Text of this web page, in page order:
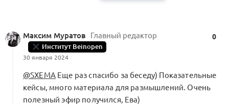
Маркетинг (KA3.1) Брендинг и маркетинг
0 комментариев
Максим Муратов Главный редактор
Институт Beinopen
30 января 2024
0
@SXEMAЕще раз спасибо за беседу) Показательные
кейсы, много материала для размышлений. Очень
полезный эфир получился, Ева)